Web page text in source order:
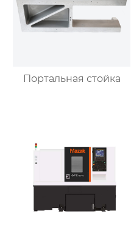
Портальная стойка